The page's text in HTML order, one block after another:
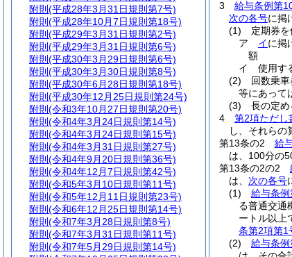
3
給与条例第
次の各号に掲
(1)
定期券
ア
イに掲
額
イ
使用す
(2)
回数乗
等にあって
(3)
長の定
4
第2項ただし
し、それらの
第13条の2
給
は、100分の
第13条の2の2
は、 次の各号
(1)
給与条
る普通交通
ートル以上
条第2項第1
(2)
給与条
附則 (平成28年3月31日規則第7号)
附則 (平成28年10月7日規則第18号)
附則 (平成29年3月31日規則第2号)
附則 (平成29年3月31日規則第6号)
附則 (平成30年3月29日規則第6号)
附則 (平成30年3月30日規則第8号)
附則 (平成30年6月28日規則第18号)
附則 (平成30年12月25日規則第24号)
附則 (令和3年10月27日規則第20号)
附則 (令和4年3月24日規則第14号)
附則 (令和4年3月24日規則第15号)
附則 (令和4年3月31日規則第27号)
附則 (令和4年9月20日規則第36号)
附則 (令和4年12月7日規則第42号)
附則 (令和5年3月10日規則第11号)
附則 (令和5年12月11日規則第23号)
附則 (令和6年12月25日規則第14号)
附則 (令和7年3月28日規則第8号)
附則 (令和7年3月31日規則第11号)
附則 (令和7年5月29日規則第14号)